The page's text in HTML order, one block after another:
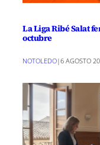
La Liga Ribé Salat
octubre
NOTOLEDO|6 AGOSTO